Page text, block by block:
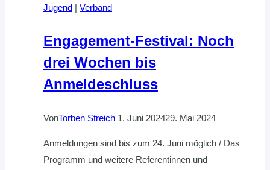
Jugend | Verband
Engagement-Festival: Noch
drei Wochen bis
Anmeldeschluss
VonTorben Streich 1. Juni 202429. Mai 2024
Anmeldungen sind bis zum 24. Juni möglich / Das
Programm und weitere Referentinnen und